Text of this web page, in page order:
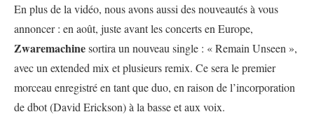
En plus de la vidéo, nous avons aussi des nouveautés à vous
annoncer : en août, juste avant les concerts en Europe,
Zwaremachinesortira un nouveau single : « Remain Unseen »,
avec un extended mix et plusieurs remix. Ce sera le premier
morceau enregistré en tant que duo, en raison de l’incorporation
de dbot (David Erickson) à la basse et aux voix.